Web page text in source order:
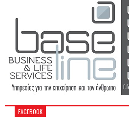
FACEBOOK